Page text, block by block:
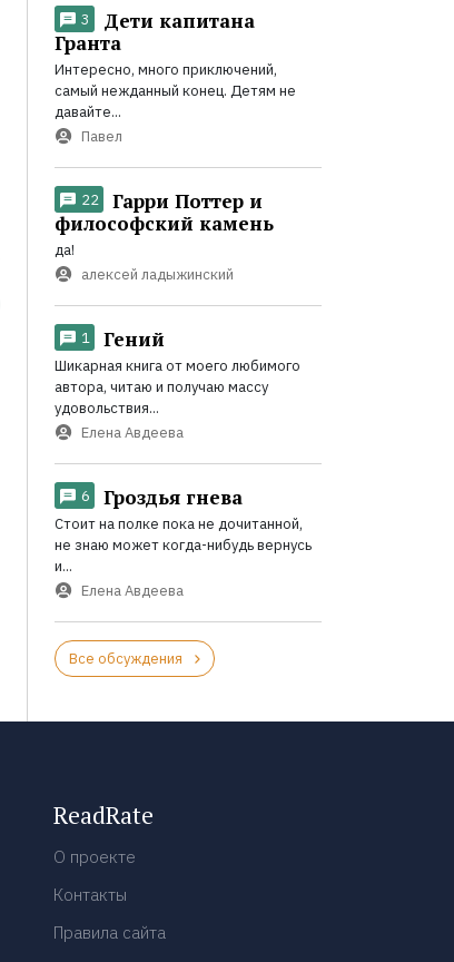
3
Дети капитана
Гранта
Интересно, много приключений,
самый нежданный конец. Детям не
давайте...
Павел
22
Гарри Поттер и
философский камень
да!
алексей ладыжинский
1 Гений
Шикарная книга от моего любимого
автора, читаю и получаю массу
удовольствия...
Елена Авдеева
6 Гроздья гнева
Стоит на полке пока не дочитанной,
не знаю может когда-нибудь вернусь
и...
Елена Авдеева
Все обсуждения
ReadRate
О проекте
Контакты
Правила сайта